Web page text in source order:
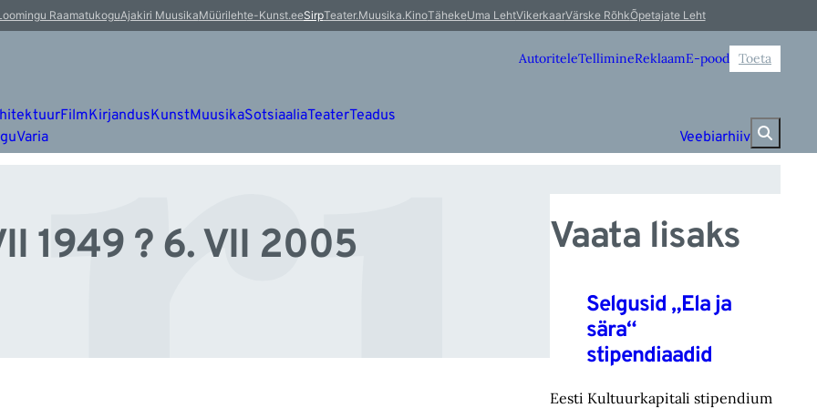
RaamatukoguAjakiri MuusikaMüürilehte-Kunst.eeSirpTeater.Muusika.KinoTähekeUma LehtVikerkaarVärske RõhkÕpetajate Leht
AutoriteleTellimineReklaamE-pood Toeta
FilmKirjandusKunstMuusikaSotsiaaliaTeaterTeadus
Varia Veebiarhiiv
1949 ? 6. VII 2005 Vaata lisaks
Selgusid „Ela ja
sära“
stipendiaadid
Eesti Kultuurkapitali stipendium